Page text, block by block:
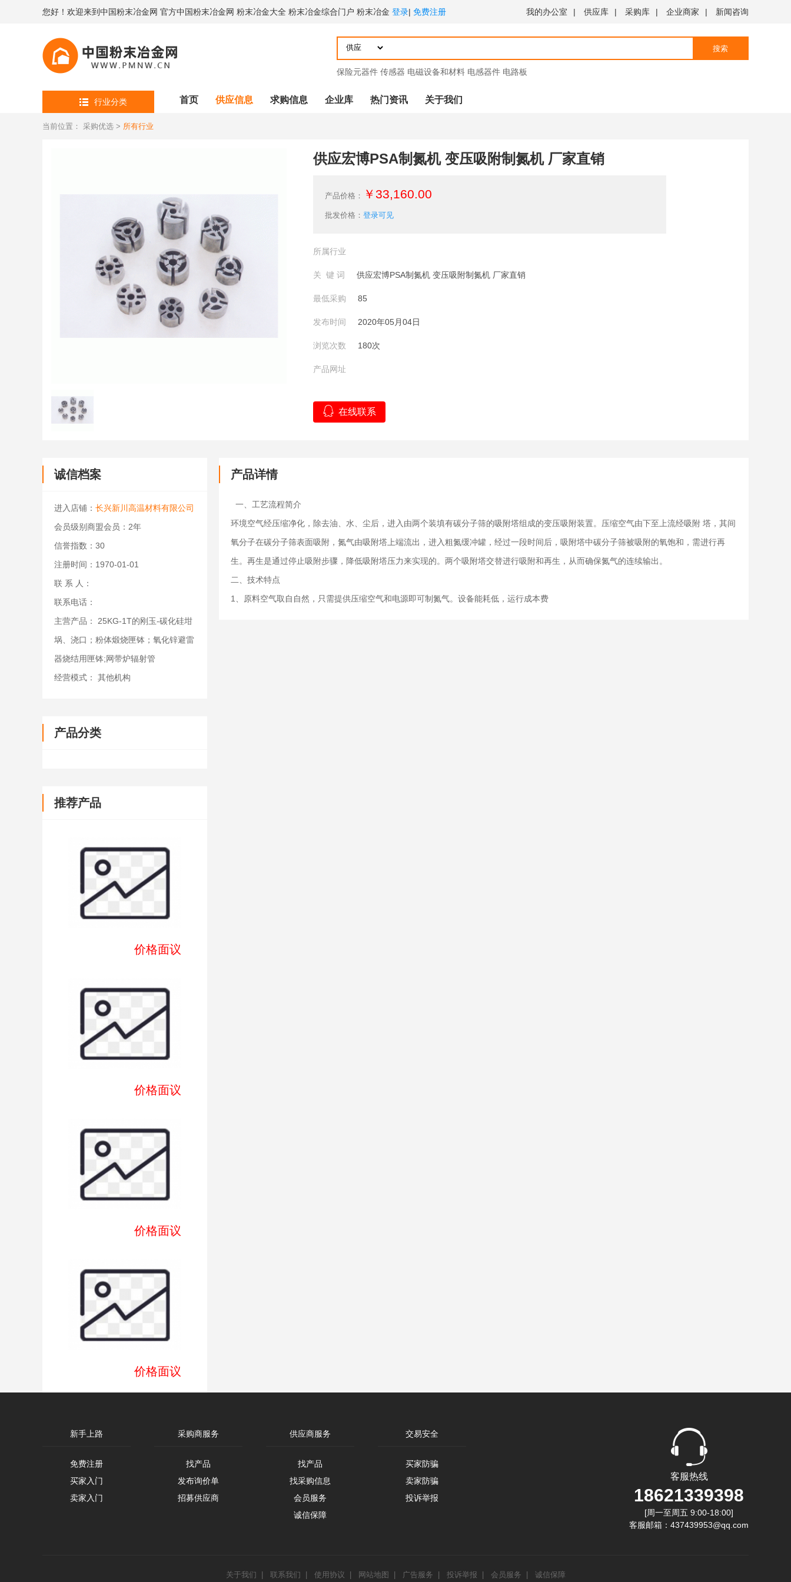
您好！欢迎来到中国粉末冶金网 官方中国粉末冶金网 粉末冶金大全 粉末冶金综合门户 粉末冶金 登录| 免费注册 我的办公室 | 供应库 | 采购库 | 企业商家 | 新闻咨询
搜索
保险元器件 传感器 电磁设备和材料 电感器件 电路板
行业分类 首页 供应信息 求购信息 企业库 热门资讯 关于我们
当前位置： 采购优选 > 所有行业
供应宏博PSA制氮机 变压吸附制氮机 厂家直销
产品价格： ￥33,160.00
批发价格： 登录可见
所属行业
关 键 词 供应宏博PSA制氮机 变压吸附制氮机 厂家直销
最低采购 85
发布时间 2020年05月04日
浏览次数 180次
产品网址
在线联系
诚信档案
进入店铺： 长兴新川高温材料有限公司
会员级别商盟会员：2年
信誉指数：30
注册时间：1970-01-01
联 系 人：
联系电话：
主营产品： 25KG-1T的刚玉-碳化硅坩
埚、浇口；粉体煅烧匣钵；氧化锌避雷
器烧结用匣钵;网带炉辐射管
经营模式： 其他机构
产品分类
推荐产品
价格面议
价格面议
价格面议
价格面议
产品详情
一、工艺流程简介
环境空气经压缩净化，除去油、水、尘后，进入由两个装填有碳分子筛的吸附塔组成的变压吸附装置。压缩空气由下至上流经吸附 塔，其间
氧分子在碳分子筛表面吸附，氮气由吸附塔上端流出，进入粗氮缓冲罐，经过一段时间后，吸附塔中碳分子筛被吸附的氧饱和，需进行再
生。再生是通过停止吸附步骤，降低吸附塔压力来实现的。两个吸附塔交替进行吸附和再生，从而确保氮气的连续输出。
二、技术特点
1、原料空气取自自然，只需提供压缩空气和电源即可制氮气。设备能耗低，运行成本费
新手上路
免费注册
买家入门
卖家入门
采购商服务
找产品
发布询价单
招募供应商
供应商服务
找产品
找采购信息
会员服务
诚信保障
交易安全
买家防骗
卖家防骗
投诉举报
客服热线
18621339398
[周一至周五 9:00-18:00]
客服邮箱：437439953@qq.com
关于我们 联系我们 使用协议 网站地图 广告服务 投诉举报 会员服务 诚信保障